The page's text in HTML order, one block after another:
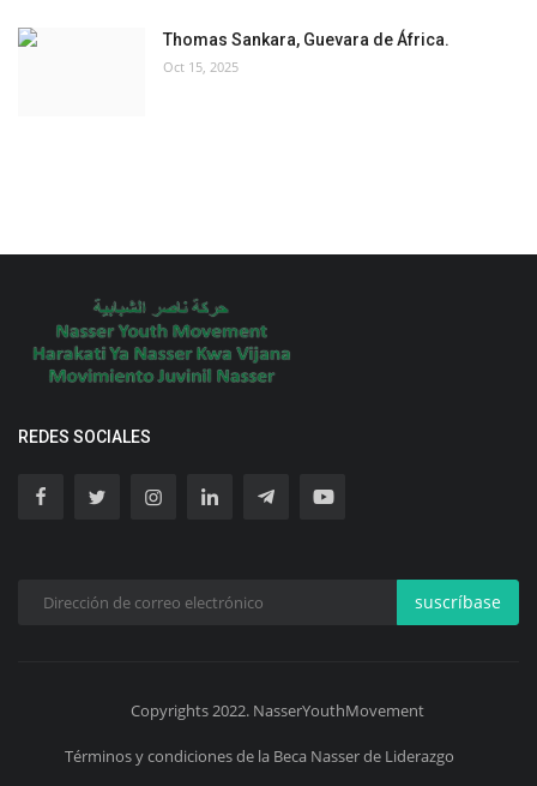
Thomas Sankara, Guevara de África.
Oct 15, 2025
REDES SOCIALES
suscríbase
Copyrights 2022. NasserYouthMovement
Términos y condiciones de la Beca Nasser de Liderazgo